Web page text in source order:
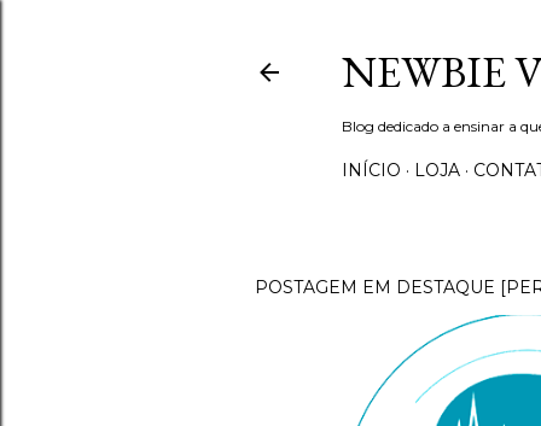
NEWBIE
Blog dedicado a ensinar a
INÍCIO LOJA
POSTAGEM EM DESTAQUE